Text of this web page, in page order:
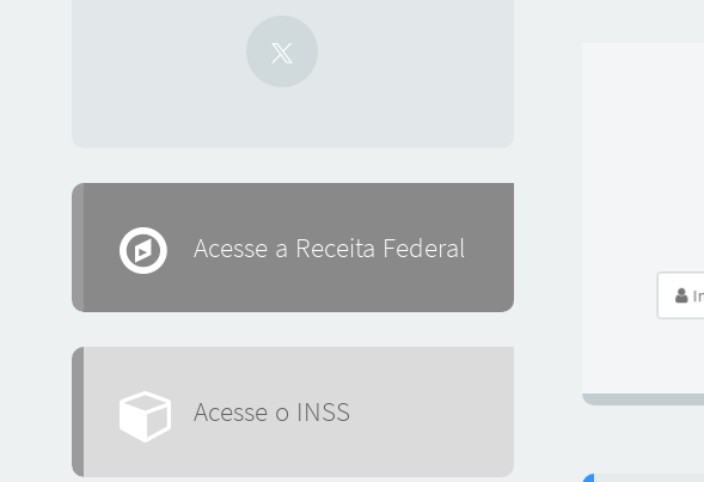
Acesse a Receita Federal
Acesse o INSS